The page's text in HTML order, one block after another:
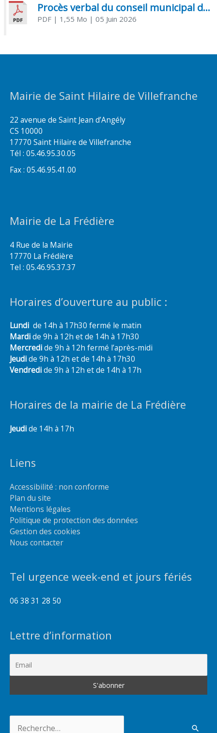
Procès verbal du conseil municipal du 05 juin 2026
PDF| 1,55 Mo | 05 Juin 2026
Mairie de Saint Hilaire de Villefranche
22 avenue de Saint Jean d’Angély
CS 10000
17770 Saint Hilaire de Villefranche
Tél : 05.46.95.30.05
Fax : 05.46.95.41.00
Mairie de La Frédière
4 Rue de la Mairie
17770 La Frédière
Tel : 05.46.95.37.37
Horaires d’ouverture au public :
Lundi de 14h à 17h30 fermé le matin
Mardide 9h à 12h et de 14h à 17h30
Mercredide 9h à 12h fermé l’après-midi
Jeudide 9h à 12h et de 14h à 17h30
Vendredide 9h à 12h et de 14h à 17h
Horaires de la mairie de La Frédière
Jeudide 14h à 17h
Liens
Accessibilité : non conforme
Plan du site
Mentions légales
Politique de protection des données
Gestion des cookies
Nous contacter
Tel urgence week-end et jours fériés
06 38 31 28 50
Lettre d’information